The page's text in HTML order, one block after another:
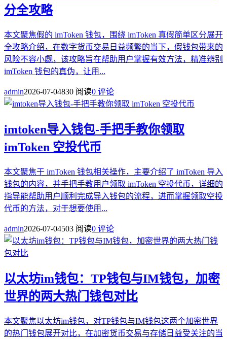
分全攻略
本文聚焦假的 imToken 钱包，围绕 imToken 真假简单区分展开
全攻略介绍，在数字货币交易日益频繁的当下，假钱包带来的
风险不容小觑，该攻略旨在帮助用户掌握有效方法，精准辨别
imToken 钱包的真伪，让用...
admin2026-07-04830 阅读0 评论
imtoken导入钱包-手把手教你领取
imToken 空投代币
本文聚焦于 imToken 钱包相关操作，主要介绍了 imToken 导入
钱包的内容，并手把手教用户领取 imToken 空投代币，详细的
指导能帮助用户顺利完成导入钱包的流程，进而掌握领取空投
代币的方法，对于想要使用...
admin2026-07-04503 阅读0 评论
以太坊im钱包：TP钱包与IM钱包，加密
世界的两大热门钱包对比
本文聚焦以太坊im钱包，对TP钱包与IM钱包这两个加密世界
的热门钱包展开对比，在加密货币交易与存储日益受关注的当